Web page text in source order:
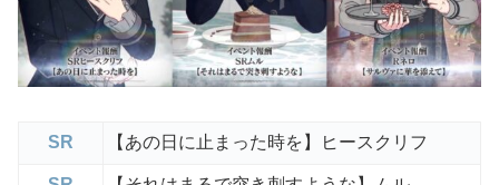
SR 【あの日に止まった時を】ヒースクリフ